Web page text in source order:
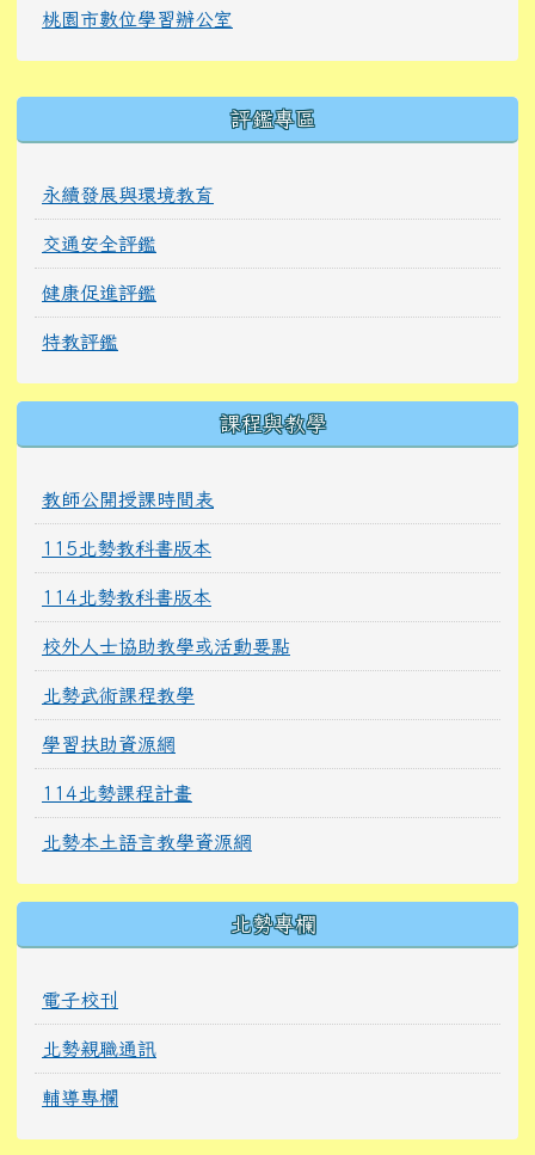
桃園市數位學習辦公室
評鑑專區
永續發展與環境教育
交通安全評鑑
健康促進評鑑
特教評鑑
課程與教學
教師公開授課時間表
115北勢教科書版本
114北勢教科書版本
校外人士協助教學或活動要點
北勢武術課程教學
學習扶助資源網
114北勢課程計畫
北勢本土語言教學資源網
北勢專欄
電子校刊
北勢親職通訊
輔導專欄